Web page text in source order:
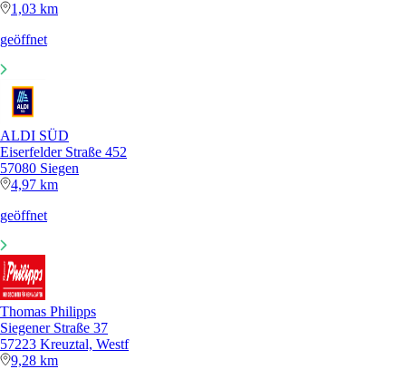
1,03 km
geöffnet
ALDI SÜD
Eiserfelder Straße 452
57080 Siegen
4,97 km
geöffnet
Thomas Philipps
Siegener Straße 37
57223 Kreuztal, Westf
9,28 km